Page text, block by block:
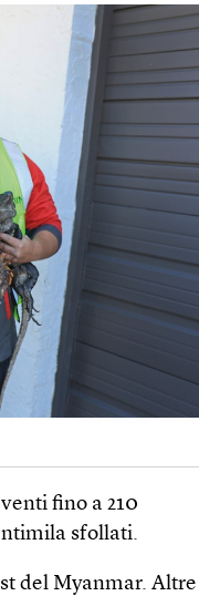
fino a 210
sfollati.
del Myanmar. Altre